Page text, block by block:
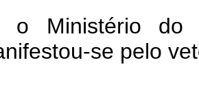
o Ministério do
se pelo